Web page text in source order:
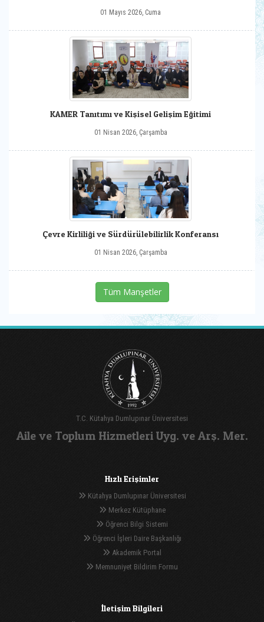
01 Mayıs 2026, Cuma
KAMER Tanıtımı ve Kişisel Gelişim Eğitimi
01 Nisan 2026, Çarşamba
Çevre Kirliliği ve Sürdürülebilirlik Konferansı
01 Nisan 2026, Çarşamba
Tüm Manşetler
T.C. Kütahya Dumlupınar Üniversitesi
Aile ve Toplum Hizmetleri Uyg. ve Arş. Mer.
Hızlı Erişimler
Kütahya Dumlupınar Üniversitesi
Merkez Kütüphane
Öğrenci Bilgi Sistemi
Öğrenci İşleri Daire Başkanlığı
Akademik Portal
Memnuniyet Bildirim Formu
İletişim Bilgileri